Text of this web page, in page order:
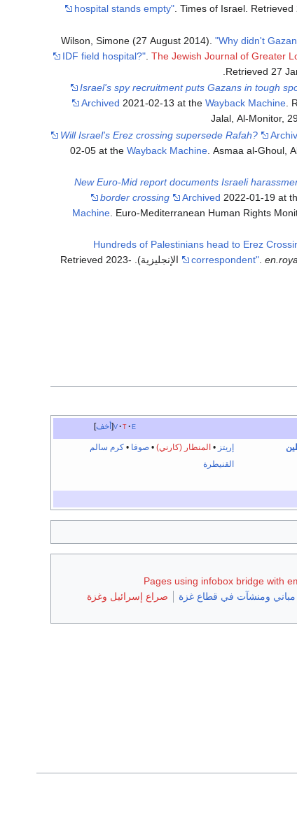
hospital stands empty". Times of Israel. Retrieved
Wilson, Simone (27 August 2014)."Why didn't
IDF field hospital?" .The Jewish Journal of Greater
Retrieved 27
Israel's spy recruitment puts Gazans in tough
Archived 2021-02-13 at theWayback Machine .
Jalal, Al-Monitor,
Will Israel's Erez crossing supersede Rafah?
02-05 at theWayback Machine . Asmaa al-Ghoul,
New Euro-Mid report documents Israeli
border crossing
Archived 2022-01-19 at
Machine . Euro-Mediterranean Human Rights
"Hundreds of Palestinians head to Erez
correspondent".
. Retrieved
2023-
أخف v t e
إريتز • المنطار (كارني) •صوفا •كرم سالم
القنيطرة
Pages using infobox bridge with
مباني ومنشآت في قطاع غزة
صراع إسرائيل وغزة